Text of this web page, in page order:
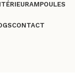
AMPOULES
CONTACT